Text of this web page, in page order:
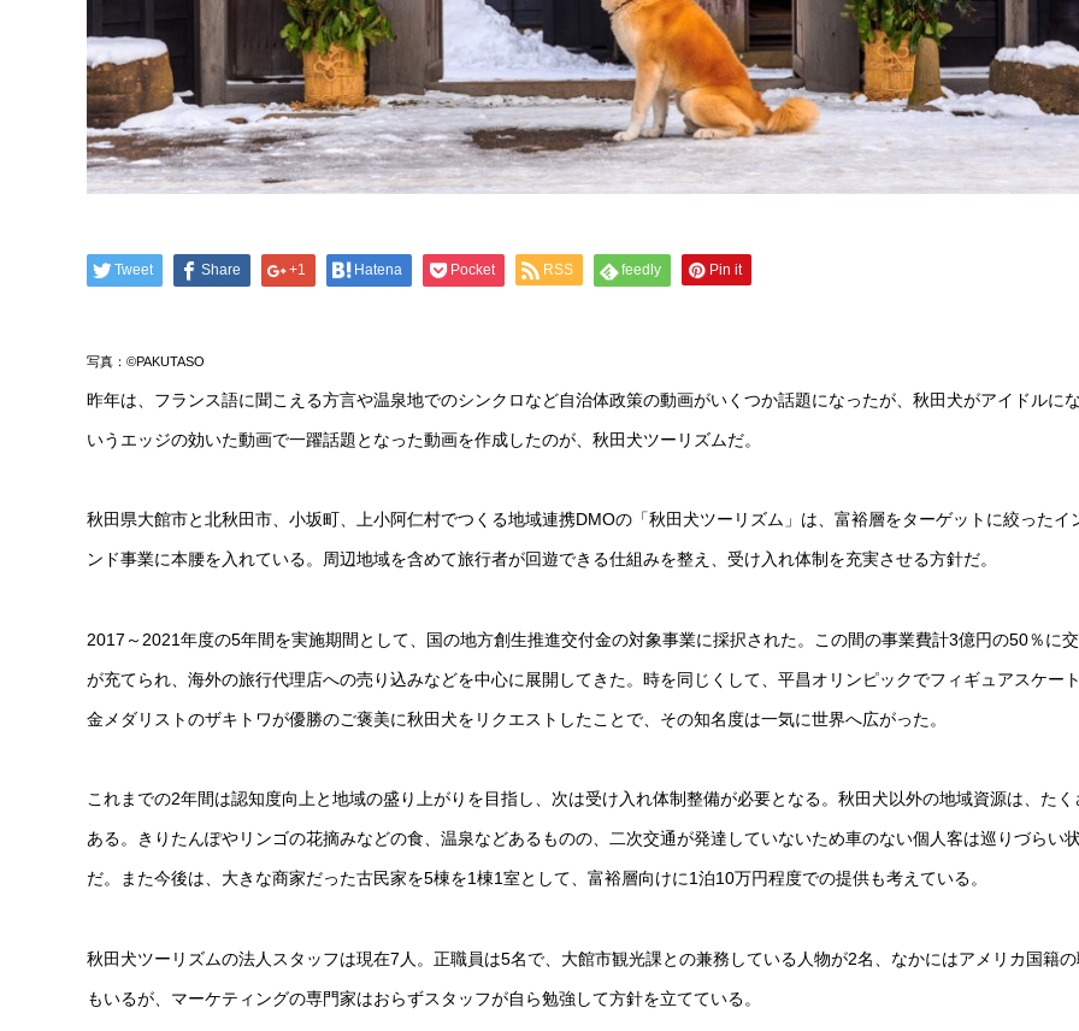
Tweet Share +1 Hatena Pocket RSS feedly Pin it
写真：©PAKUTASO
昨年は、フランス語に聞こえる方言や温泉地でのシンクロなど自治体政策の動画がいくつか話題になったが、秋田犬がアイドルに
いうエッジの効いた動画で一躍話題となった動画を作成したのが、秋田犬ツーリズムだ。
秋田県大館市と北秋田市、小坂町、上小阿仁村でつくる地域連携DMOの「秋田犬ツーリズム」は、富裕層をターゲットに絞ったイ
ンド事業に本腰を入れている。周辺地域を含めて旅行者が回遊できる仕組みを整え、受け入れ体制を充実させる方針だ。
2017～2021年度の5年間を実施期間として、国の地方創生推進交付金の対象事業に採択された。この間の事業費計3億円の50％に
が充てられ、海外の旅行代理店への売り込みなどを中心に展開してきた。時を同じくして、平昌オリンピックでフィギュアスケー
金メダリストのザキトワが優勝のご褒美に秋田犬をリクエストしたことで、その知名度は一気に世界へ広がった。
これまでの2年間は認知度向上と地域の盛り上がりを目指し、次は受け入れ体制整備が必要となる。秋田犬以外の地域資源は、たく
ある。きりたんぽやリンゴの花摘みなどの食、温泉などあるものの、二次交通が発達していないため車のない個人客は巡りづらい
だ。また今後は、大きな商家だった古民家を5棟を1棟1室として、富裕層向けに1泊10万円程度での提供も考えている。
秋田犬ツーリズムの法人スタッフは現在7人。正職員は5名で、大館市観光課との兼務している人物が2名、なかにはアメリカ国籍
もいるが、マーケティングの専門家はおらずスタッフが自ら勉強して方針を立てている。